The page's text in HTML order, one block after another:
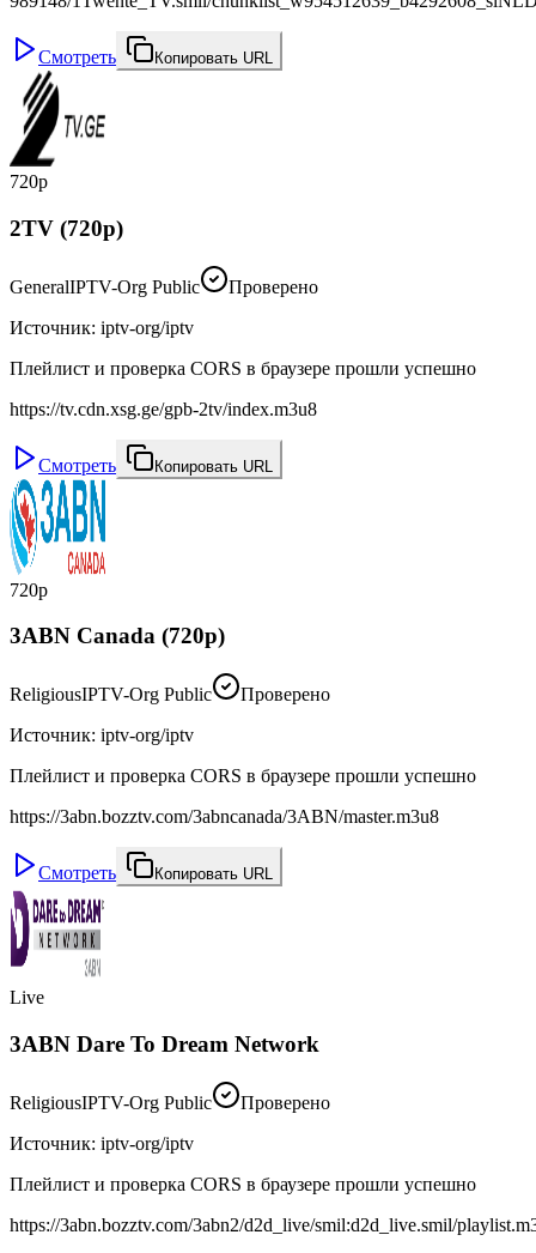
Смотреть Копировать URL
720p
2TV (720p)
GeneralIPTV-Org Public
Проверено
Источник: iptv-org/iptv
Плейлист и проверка CORS в браузере прошли успешно
https://tv.cdn.xsg.ge/gpb-2tv/index.m3u8
Смотреть Копировать URL
720p
3ABN Canada (720p)
ReligiousIPTV-Org Public
Проверено
Источник: iptv-org/iptv
Плейлист и проверка CORS в браузере прошли успешно
https://3abn.bozztv.com/3abncanada/3ABN/master.m3u8
Смотреть Копировать URL
Live
3ABN Dare To Dream Network
ReligiousIPTV-Org Public
Проверено
Источник: iptv-org/iptv
Плейлист и проверка CORS в браузере прошли успешно
https://3abn.bozztv.com/3abn2/d2d_live/smil:d2d_live.smil/